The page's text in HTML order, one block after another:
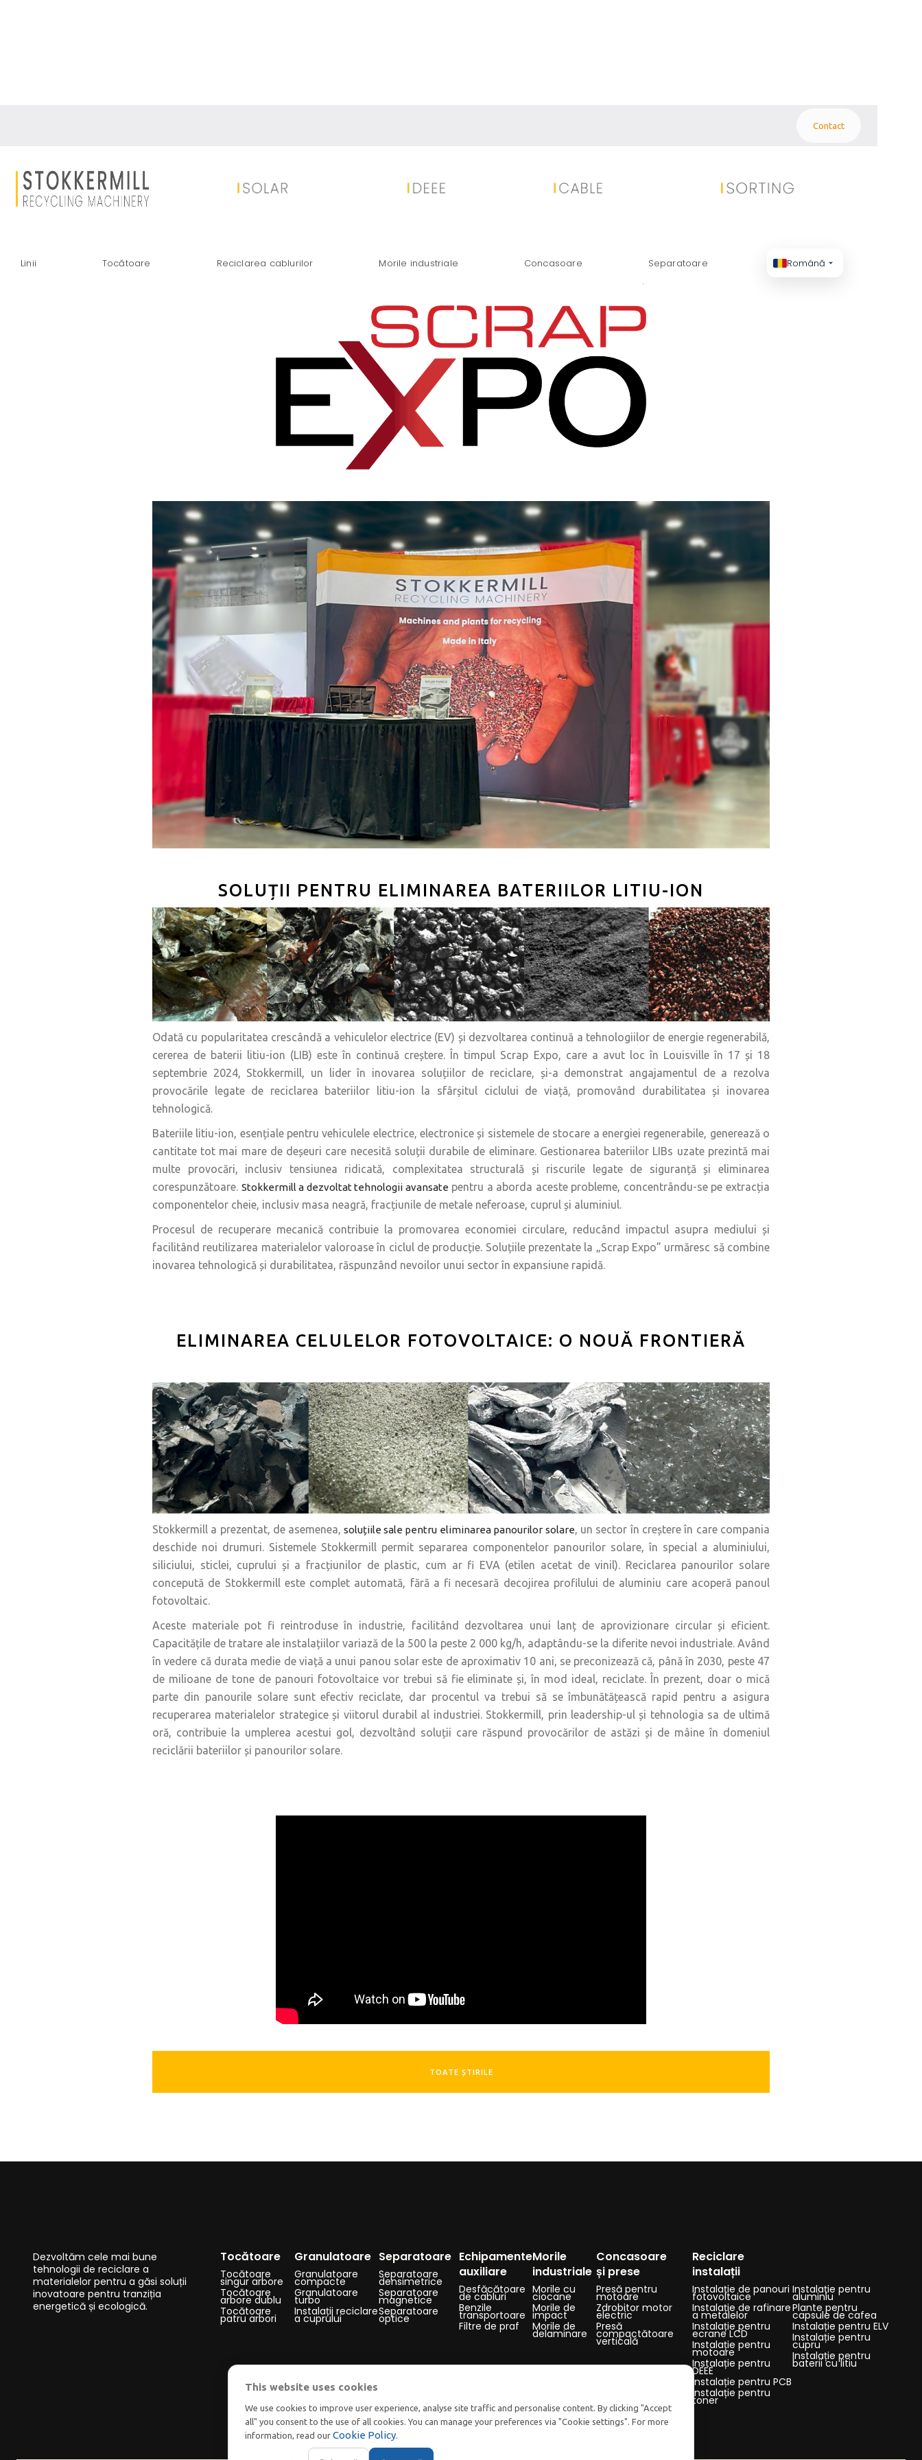
Contact
Linii Tocătoare Reciclarea cablurilor Morile industriale Concasoare Separatoare Română
DE ELIMINARE LA SCRAP EXPO 2024 ÎN LOUISVILLE, KENTUCKY
SOLUȚII PENTRU ELIMINAREA BATERIILOR LITIU-ION
Odată cu popularitatea crescândă a vehiculelor electrice (EV) și dezvoltarea continuă a tehnologiilor de energie regenerabilă,
cererea de baterii litiu-ion (LIB) este în continuă creștere. În timpul Scrap Expo, care a avut loc în Louisville în 17 și 18
septembrie 2024, Stokkermill, un lider în inovarea soluțiilor de reciclare, și-a demonstrat angajamentul de a rezolva
provocările legate de reciclarea bateriilor litiu-ion la sfârșitul ciclului de viață, promovând durabilitatea și inovarea
tehnologică.‍
Bateriile litiu-ion, esențiale pentru vehiculele electrice, electronice și sistemele de stocare a energiei regenerabile, generează o
cantitate tot mai mare de deșeuri care necesită soluții durabile de eliminare. Gestionarea bateriilor LIBs uzate prezintă mai
multe provocări, inclusiv tensiunea ridicată, complexitatea structurală și riscurile legate de siguranță și eliminarea
corespunzătoare. Stokkermill a dezvoltat tehnologii avansate pentru a aborda aceste probleme, concentrându-se pe extracția
componentelor cheie, inclusiv masa neagră, fracțiunile de metale neferoase, cuprul și aluminiul.
Procesul de recuperare mecanică contribuie la promovarea economiei circulare, reducând impactul asupra mediului și
facilitând reutilizarea materialelor valoroase în ciclul de producție. Soluțiile prezentate la „Scrap Expo” urmăresc să combine
inovarea tehnologică și durabilitatea, răspunzând nevoilor unui sector în expansiune rapidă.
ELIMINAREA CELULELOR FOTOVOLTAICE: O NOUĂ FRONTIERĂ
Stokkermill a prezentat, de asemenea, soluțiile sale pentru eliminarea panourilor solare, un sector în creștere în care compania
deschide noi drumuri. Sistemele Stokkermill permit separarea componentelor panourilor solare, în special a aluminiului,
siliciului, sticlei, cuprului și a fracțiunilor de plastic, cum ar fi EVA (etilen acetat de vinil). Reciclarea panourilor solare
concepută de Stokkermill este complet automată, fără a fi necesară decojirea profilului de aluminiu care acoperă panoul
fotovoltaic.
Aceste materiale pot fi reintroduse în industrie, facilitând dezvoltarea unui lanț de aprovizionare circular și eficient.
Capacitățile de tratare ale instalațiilor variază de la 500 la peste 2 000 kg/h, adaptându-se la diferite nevoi industriale. Având
în vedere că durata medie de viață a unui panou solar este de aproximativ 10 ani, se preconizează că, până în 2030, peste 47
de milioane de tone de panouri fotovoltaice vor trebui să fie eliminate și, în mod ideal, reciclate. În prezent, doar o mică
parte din panourile solare sunt efectiv reciclate, dar procentul va trebui să se îmbunătățească rapid pentru a asigura
recuperarea materialelor strategice și viitorul durabil al industriei. Stokkermill, prin leadership-ul și tehnologia sa de ultimă
oră, contribuie la umplerea acestui gol, dezvoltând soluții care răspund provocărilor de astăzi și de mâine în domeniul
reciclării bateriilor și panourilor solare.
TOATE ȘTIRILE
Dezvoltăm cele mai bune
tehnologii de reciclare a
materialelor pentru a găsi soluții
inovatoare pentru tranziția
energetică și ecologică.
Tocătoare
Tocătoare
singur arbore
Tocătoare
arbore dublu
Tocătoare
patru arbori
Granulatoare
Granulatoare
compacte
Granulatoare
turbo
Instalații reciclare
a cuprului
Separatoare
Separatoare
densimetrice
Separatoare
magnetice
Separatoare
optice
Echipamente
auxiliare
Desfăcătoare
de cabluri
Benzile
transportoare
Filtre de praf
Morile
industriale
Morile cu
ciocane
Morile de
impact
Morile de
delaminare
Concasoare
și prese
Presă pentru
motoare
Zdrobitor motor
electric
Presă
compactătoare
verticală
Reciclare
instalații
Instalație de panouri
fotovoltaice
Instalație de rafinare
a metalelor
Instalație pentru
ecrane LCD
Instalație pentru
motoare
Instalație pentru
DEEE
Instalație pentru PCB
Instalație pentru
toner
Instalație pentru
aluminiu
Plante pentru
capsule de cafea
Instalație pentru ELV
Instalație pentru
cupru
Instalație pentru
baterii cu litiu
This website uses cookies
We use cookies to improve user experience, analyse site traffic and personalise content. By clicking "Accept
all" you consent to the use of all cookies. You can manage your preferences via "Cookie settings". For more
information, read our Cookie Policy.